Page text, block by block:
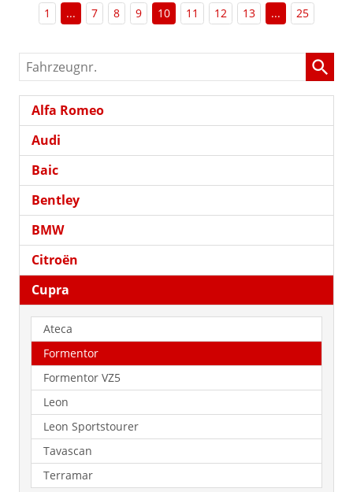
1 ... 7 8 9 10 11 12 13 ... 25
Fahrzeugnr.
Alfa Romeo
Audi
Baic
Bentley
BMW
Citroën
Cupra
Ateca
Formentor
Formentor VZ5
Leon
Leon Sportstourer
Tavascan
Terramar